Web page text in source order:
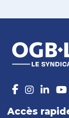
Accès